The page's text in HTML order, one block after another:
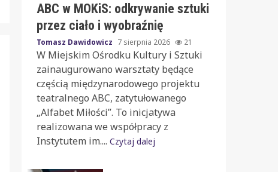
ABC w MOKiS: odkrywanie sztuki
przez ciało i wyobraźnię
Tomasz Dawidowicz 7 sierpnia 2026 21
W Miejskim Ośrodku Kultury i Sztuki
zainaugurowano warsztaty będące
częścią międzynarodowego projektu
teatralnego ABC, zatytułowanego
„Alfabet Miłości”. To inicjatywa
realizowana we współpracy z
Instytutem im.... Czytaj dalej